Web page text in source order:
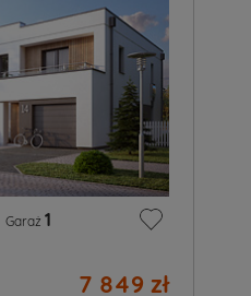
Garaż 1
7 849 zł